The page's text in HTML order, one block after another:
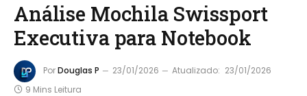
Análise Mochila Swissport
Executiva para Notebook
PorDouglas P 23/01/2026 Atualizado: 23/01/2026
9 Mins Leitura